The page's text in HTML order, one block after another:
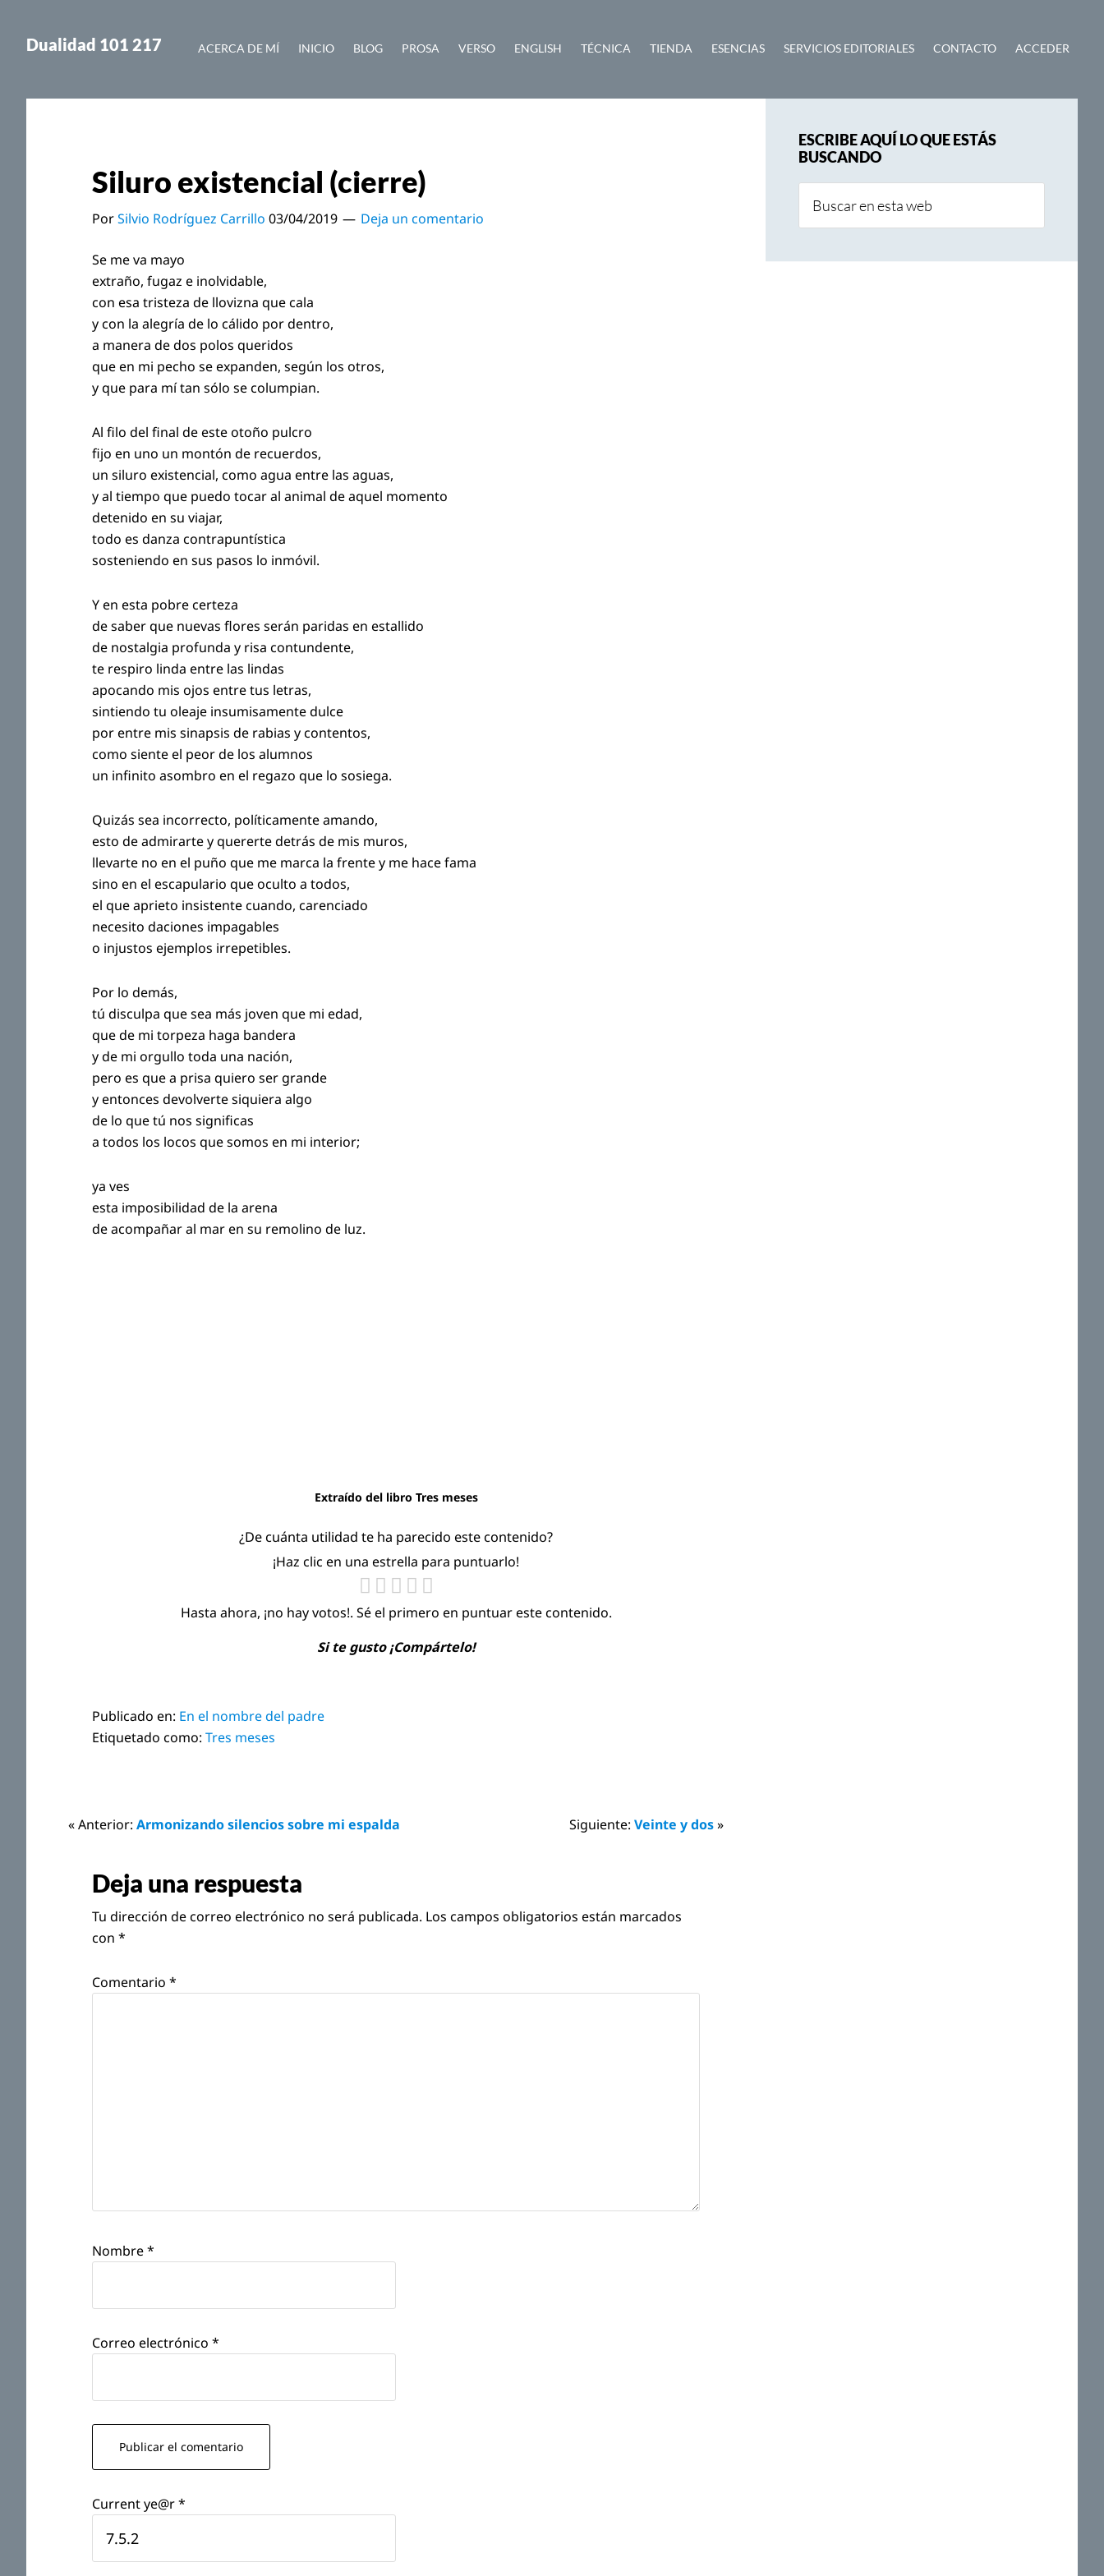
contenido
lateral
Dualidad 101 217 ACERCA DE MÍ INICIO BLOG PROSA VERSO ENGLISH TÉCNICA TIENDA ESENCIAS SERVICIOS EDITORIALES CONTACTO ACCEDER
Siluro existencial (cierre)
PorSilvio Rodríguez Carrillo 03/04/2019 Deja un comentario
Se me va mayo
extraño, fugaz e inolvidable,
con esa tristeza de llovizna que cala
y con la alegría de lo cálido por dentro,
a manera de dos polos queridos
que en mi pecho se expanden, según los otros,
y que para mí tan sólo se columpian.
Al filo del final de este otoño pulcro
fijo en uno un montón de recuerdos,
un siluro existencial, como agua entre las aguas,
y al tiempo que puedo tocar al animal de aquel momento
detenido en su viajar,
todo es danza contrapuntística
sosteniendo en sus pasos lo inmóvil.
Y en esta pobre certeza
de saber que nuevas flores serán paridas en estallido
de nostalgia profunda y risa contundente,
te respiro linda entre las lindas
apocando mis ojos entre tus letras,
sintiendo tu oleaje insumisamente dulce
por entre mis sinapsis de rabias y contentos,
como siente el peor de los alumnos
un infinito asombro en el regazo que lo sosiega.
Quizás sea incorrecto, políticamente amando,
esto de admirarte y quererte detrás de mis muros,
llevarte no en el puño que me marca la frente y me hace fama
sino en el escapulario que oculto a todos,
el que aprieto insistente cuando, carenciado
necesito daciones impagables
o injustos ejemplos irrepetibles.
Por lo demás,
tú disculpa que sea más joven que mi edad,
que de mi torpeza haga bandera
y de mi orgullo toda una nación,
pero es que a prisa quiero ser grande
y entonces devolverte siquiera algo
de lo que tú nos significas
a todos los locos que somos en mi interior;
ya ves
esta imposibilidad de la arena
de acompañar al mar en su remolino de luz.
Extraído del libro Tres meses
¿De cuánta utilidad te ha parecido este contenido?
¡Haz clic en una estrella para puntuarlo!
Hasta ahora, ¡no hay votos!. Sé el primero en puntuar este contenido.
Si te gusto ¡Compártelo!
Publicado en: En el nombre del padre
Etiquetado como: Tres meses
Interacciones
lectores
« Anterior:Armonizando silencios sobre mi espalda Siguiente: Veinte y dos»
Deja una respuesta
Tu dirección de correo electrónico no será publicada. Los campos obligatorios están marcados
con *
Comentario *
Nombre*
Correo electrónico *
Current ye@r*
lateral
principal
ESCRIBE AQUÍ LO QUE ESTÁS
BUSCANDO